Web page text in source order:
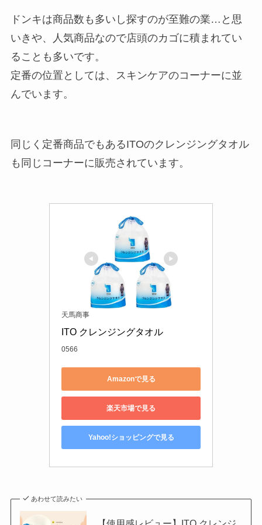
ドンキは商品数も多いし探すのが至難の業…と思
いきや、人気商品なので店頭のカゴに積まれてい
ることも多いです。
定番の位置としては、スキンケアのコーナーに並
んでいます。
同じく定番商品でもあるITOのクレンジングタオル
も同じコーナーに販売されています。
天馬商事
ITO クレンジングタオル
0566
Amazonで見る
楽天市場で見る
Yahoo!ショッピングで見る
あわせて読みたい